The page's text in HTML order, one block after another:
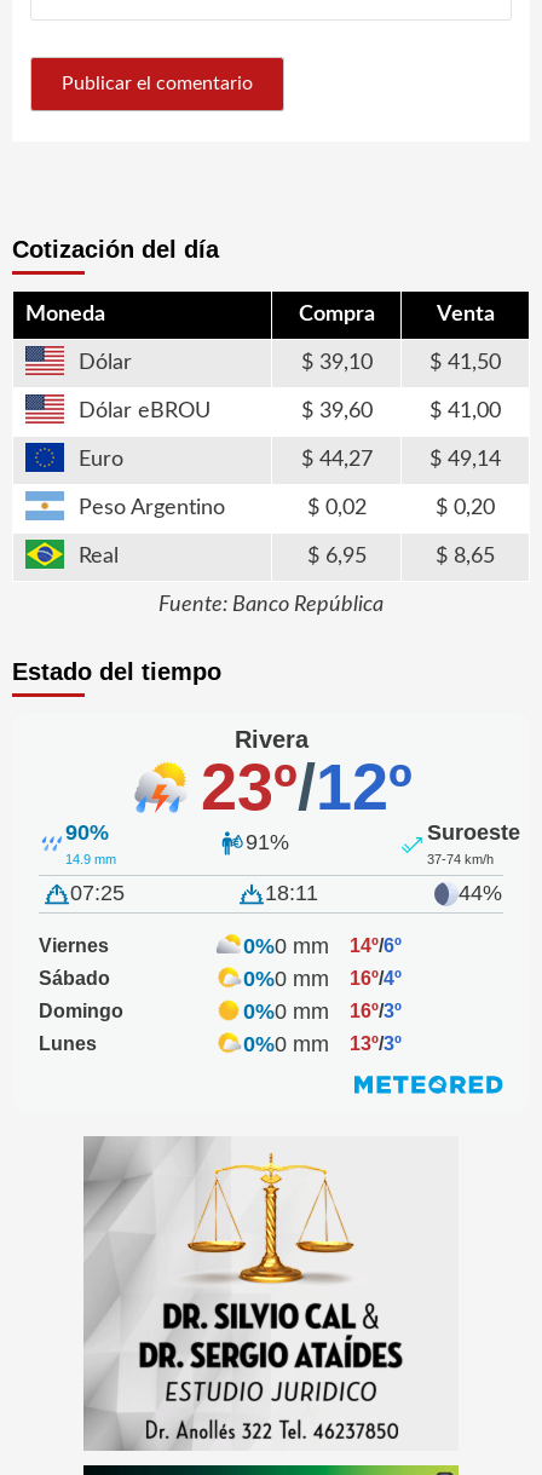
Cotización del día
Moneda Compra Venta
Dólar 39,10 41,50
Dólar eBROU 39,60 41,00
Euro 44,27 49,14
Peso Argentino 0,02 0,20
Real 6,95 8,65
Fuente: Banco República
Estado del tiempo
Rivera
23º/12º
90%
14.9 mm
91% Suroeste
37-74 km/h
07:25 18:11 44%
Viernes 0%0 mm 14º/6º
Sábado
0%0 mm 16º/4º
Domingo
0%0 mm 16º/3º
Lunes
0%0 mm 13º/3º